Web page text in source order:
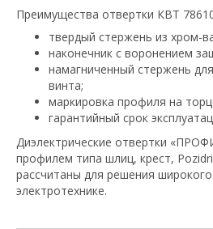
Преимущества отвертки КВТ
твердый стержень из хром-
наконечник с воронением
намагниченный стержень
винта;
маркировка профиля на
гарантийный срок
Диэлектрические отвертки
профилем типа шлиц, крест,
рассчитаны для решения широкого
электротехнике.